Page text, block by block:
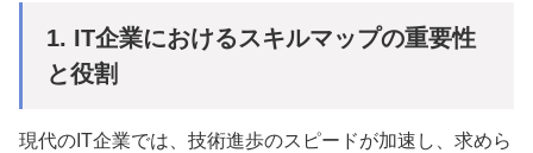
1. IT企業におけるスキルマップの重要性
と役割
現代の IT企業では、技術進歩のスピードが加速し、求めら